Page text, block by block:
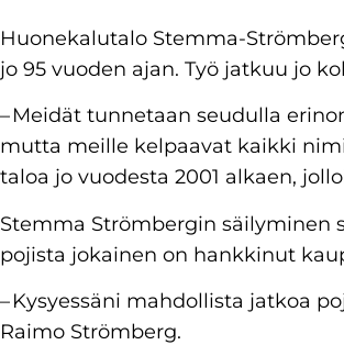
Huonekalutalo Stemma-
jo 95 vuoden ajan. Työ jatkuu jo
– Meidät tunnetaan seudulla
mutta meille kelpaavat kaikki
taloa jo vuodesta 2001 alkaen,
Stemma Strömbergin säilyminen
pojista jokainen on hankkinut
– Kysyessäni mahdollista jatkoa
Raimo Strömberg.